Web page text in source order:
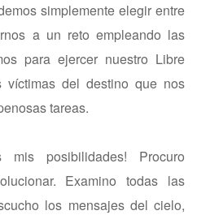
simplemente elegir entre
a un reto empleando las
para ejercer nuestro Libre
víctimas del destino que nos
tareas.
mis posibilidades! Procuro
Examino todas las
los mensajes del cielo,